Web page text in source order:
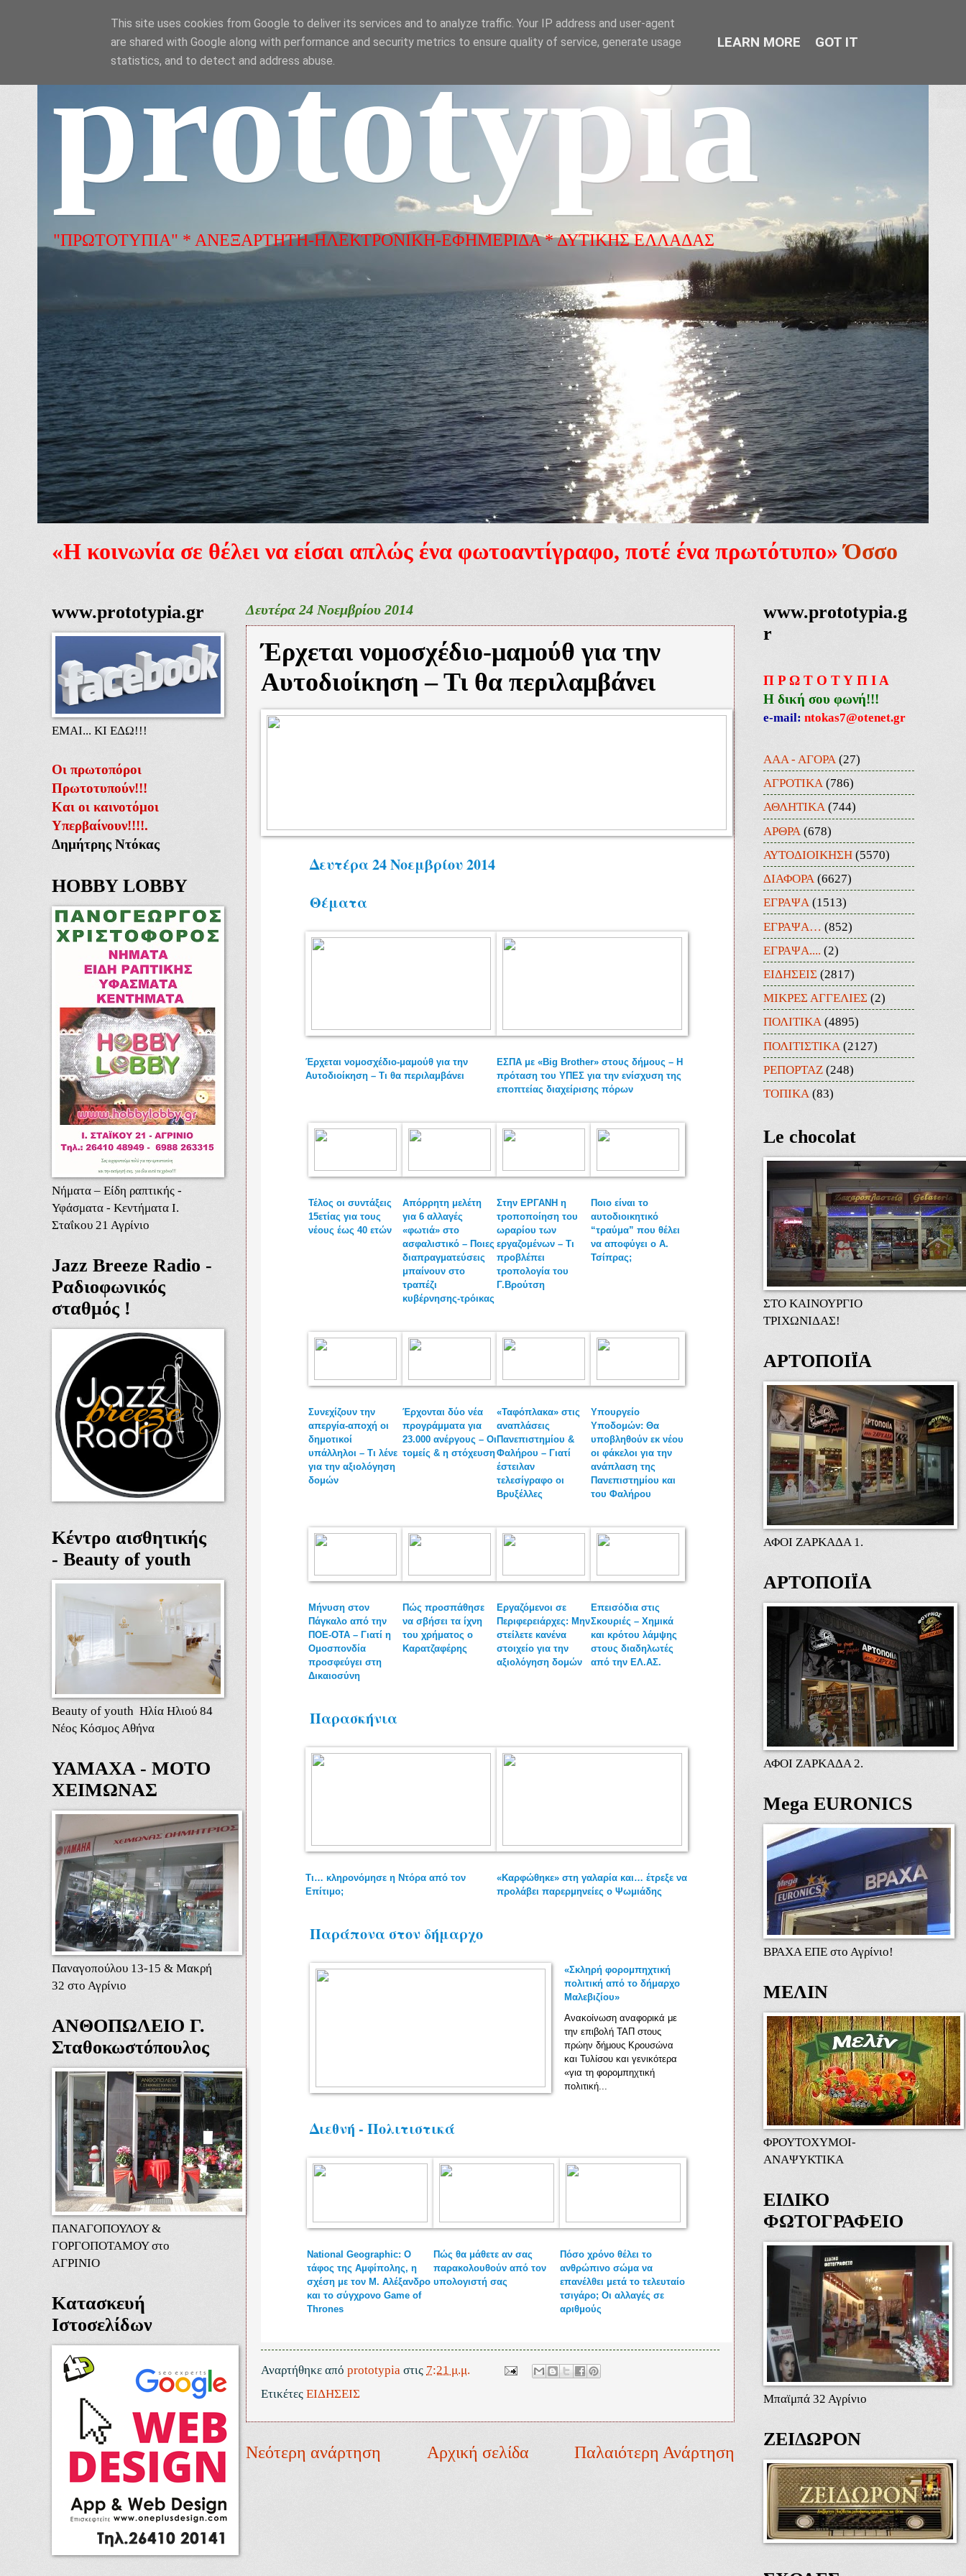
prototypia
"ΠΡΩΤΟΤΥΠΙΑ" * ΑΝΕΞΑΡΤΗΤΗ-ΗΛΕΚΤΡΟΝΙΚΗ-ΕΦΗΜΕΡΙΔΑ * ΔΥΤΙΚΗΣ ΕΛΛΑΔΑΣ
«Η κοινωνία σε θέλει να είσαι απλώς ένα φωτοαντίγραφο, ποτέ ένα πρωτότυπο» Όσσο
Δευτέρα 24 Νοεμβρίου 2014
Έρχεται νομοσχέδιο-μαμούθ για την
Αυτοδιοίκηση – Τι θα περιλαμβάνει
Δευτέρα 24 Νοεμβρίου 2014
Θέματα
Έρχεται νομοσχέδιο-μαμούθ για την
Αυτοδιοίκηση – Τι θα περιλαμβάνει
ΕΣΠΑ με «Big Brother» στους δήμους – Η
πρόταση του ΥΠΕΣ για την ενίσχυση της
εποπτείας διαχείρισης πόρων
Τέλος οι συντάξεις
15ετίας για τους
νέους έως 40 ετών
Απόρρητη μελέτη
για 6 αλλαγές
«φωτιά» στο
ασφαλιστικό – Ποιες
διαπραγματεύσεις
μπαίνουν στο
τραπέζι
κυβέρνησης-τρόικας
Στην ΕΡΓΑΝΗ η
τροποποίηση του
ωραρίου των
εργαζομένων – Τι
προβλέπει
τροπολογία του
Γ.Βρούτση
Ποιο είναι το
αυτοδιοικητικό
“τραύμα” που θέλει
να αποφύγει ο Α.
Τσίπρας;
Συνεχίζουν την
απεργία-αποχή οι
δημοτικοί
υπάλληλοι – Τι λένε
για την αξιολόγηση
δομών
Έρχονται δύο νέα
προγράμματα για
23.000 ανέργους – Οι
τομείς & η στόχευση
«Ταφόπλακα» στις
αναπλάσεις
Πανεπιστημίου &
Φαλήρου – Γιατί
έστειλαν
τελεσίγραφο οι
Βρυξέλλες
Υπουργείο
Υποδομών: Θα
υποβληθούν εκ νέου
οι φάκελοι για την
ανάπλαση της
Πανεπιστημίου και
του Φαλήρου
Μήνυση στον
Πάγκαλο από την
ΠΟΕ-ΟΤΑ – Γιατί η
Ομοσπονδία
προσφεύγει στη
Δικαιοσύνη
Πώς προσπάθησε
να σβήσει τα ίχνη
του χρήματος ο
Καρατζαφέρης
Εργαζόμενοι σε
Περιφερειάρχες: Μην
στείλετε κανένα
στοιχείο για την
αξιολόγηση δομών
Επεισόδια στις
Σκουριές – Χημικά
και κρότου λάμψης
στους διαδηλωτές
από την ΕΛ.ΑΣ.
Παρασκήνια
Τι… κληρονόμησε η Ντόρα από τον
Επίτιμο;
«Καρφώθηκε» στη γαλαρία και… έτρεξε να
προλάβει παρερμηνείες ο Ψωμιάδης
Παράπονα στον δήμαρχο
«Σκληρή φορομπηχτική
πολιτική από το δήμαρχο
Μαλεβιζίου»
Ανακοίνωση αναφορικά με
την επιβολή ΤΑΠ στους
πρώην δήμους Κρουσώνα
και Τυλίσου και γενικότερα
«για τη φορομπηχτική
πολιτική...
Διεθνή - Πολιτιστικά
National Geographic: Ο
τάφος της Αμφίπολης, η
σχέση με τον Μ. Αλέξανδρο
και το σύγχρονο Game of
Thrones
Πώς θα μάθετε αν σας
παρακολουθούν από τον
υπολογιστή σας
Πόσο χρόνο θέλει το
ανθρώπινο σώμα να
επανέλθει μετά το τελευταίο
τσιγάρο; Οι αλλαγές σε
αριθμούς
Αναρτήθηκε από prototypia στις 7:21 μ.μ.
Ετικέτες ΕΙΔΗΣΕΙΣ
Νεότερη ανάρτηση Παλαιότερη Ανάρτηση
Αρχική σελίδα
www.prototypia.gr
ΕΜΑΙ... ΚΙ ΕΔΩ!!!
Οι πρωτοπόροι
Πρωτοτυπούν!!!
Και οι καινοτόμοι
Υπερβαίνουν!!!!.
Δημήτρης Ντόκας
HOBBY LOBBY
Νήματα – Είδη ραπτικής -
Υφάσματα - Κεντήματα Ι.
Σταΐκου 21 Αγρίνιο
Jazz Breeze Radio -
Ραδιοφωνικός
σταθμός !
Κέντρο αισθητικής
- Beauty of youth
Beauty of youth Ηλία Ηλιού 84
Νέος Κόσμος Αθήνα
ΥΑΜΑΧΑ - ΜΟΤΟ
ΧΕΙΜΩΝΑΣ
Παναγοπούλου 13-15 & Μακρή
32 στο Αγρίνιο
ΑΝΘΟΠΩΛΕΙΟ Γ.
Σταθοκωστόπουλος
ΠΑΝΑΓΟΠΟΥΛΟΥ &
ΓΟΡΓΟΠΟΤΑΜΟΥ στο
ΑΓΡΙΝΙΟ
Κατασκευή
Ιστοσελίδων
www.prototypia.g
r
Π Ρ Ω Τ Ο Τ Υ Π Ι Α
Η δική σου φωνή!!!
e-mail: ntokas7@otenet.gr
ΑΑΑ - ΑΓΟΡΑ (27)
ΑΓΡΟΤΙΚΑ (786)
ΑΘΛΗΤΙΚΑ (744)
ΑΡΘΡΑ (678)
ΑΥΤΟΔΙΟΙΚΗΣΗ (5570)
ΔΙΑΦΟΡΑ (6627)
ΕΓΡΑΨΑ (1513)
ΕΓΡΑΨΑ… (852)
ΕΓΡΑΨΑ.... (2)
ΕΙΔΗΣΕΙΣ (2817)
ΜΙΚΡΕΣ ΑΓΓΕΛΙΕΣ (2)
ΠΟΛΙΤΙΚΑ (4895)
ΠΟΛΙΤΙΣΤΙΚΑ (2127)
ΡΕΠΟΡΤΑΖ (248)
ΤΟΠΙΚΑ (83)
Le chocolat
ΣΤΟ ΚΑΙΝΟΥΡΓΙΟ
ΤΡΙΧΩΝΙΔΑΣ!
ΑΡΤΟΠΟΙΪΑ
ΑΦΟΙ ΖΑΡΚΑΔΑ 1.
ΑΡΤΟΠΟΙΪΑ
ΑΦΟΙ ΖΑΡΚΑΔΑ 2.
Mega EURONICS
ΒΡΑΧΑ ΕΠΕ στο Αγρίνιο!
ΜΕΛΙΝ
ΦΡΟΥΤΟΧΥΜΟΙ-
ΑΝΑΨΥΚΤΙΚΑ
ΕΙΔΙΚΟ
ΦΩΤΟΓΡΑΦΕΙΟ
Μπαϊμπά 32 Αγρίνιο
ΖΕΙΔΩΡΟΝ
This site uses cookies from Google to deliver its services and to analyze traffic. Your IP address and user-agent
are shared with Google along with performance and security metrics to ensure quality of service, generate usage
statistics, and to detect and address abuse.
LEARN MORE GOT IT